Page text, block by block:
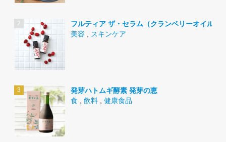
フルティア ザ・セラム（クランベリーオイル）
美容
スキンケア
発芽ハトムギ酵素 発芽の恵
食
飲料 健康食品